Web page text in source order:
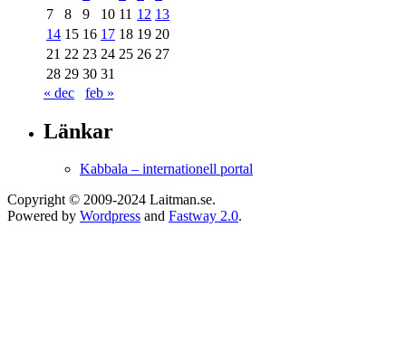
7
8 9 10 11 12 13
14 15 16 17 18 19 20
21 22 23 24 25 26 27
28 29 30 31
« dec
feb »
Länkar
Kabbala – internationell portal
Copyright © 2009-2024 Laitman.se.
Powered by Wordpress and Fastway 2.0.